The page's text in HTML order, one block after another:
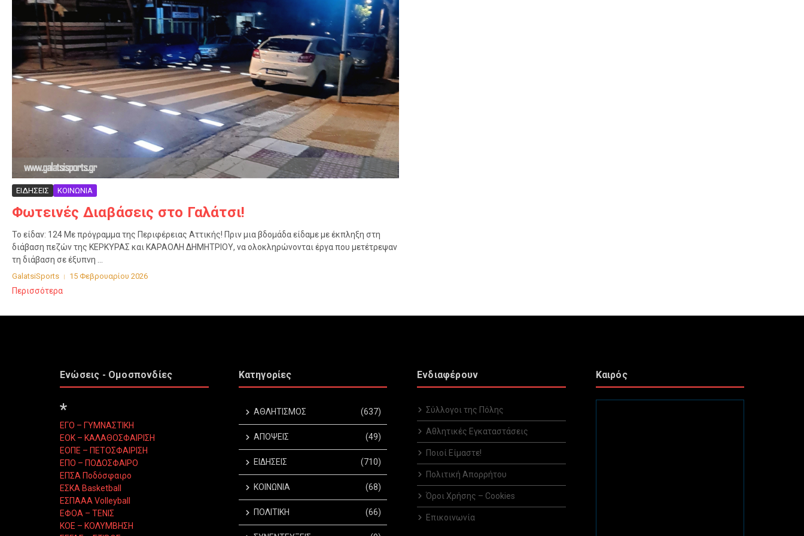
ΕΙΔΗΣΕΙΣ ΚΟΙΝΩΝΙΑ
Φωτεινές Διαβάσεις στο Γαλάτσι!
Το είδαν: 124 Με πρόγραμμα της Περιφέρειας Αττικής! Πριν μια βδομάδα είδαμε με έκπληξη στη
διάβαση πεζών της ΚΕΡΚΥΡΑΣ και ΚΑΡΑΟΛΗ ΔΗΜΗΤΡΙΟΥ, να ολοκληρώνονται έργα που μετέτρεψαν
τη διάβαση σε έξυπνη ...
GalatsiSports 15 Φεβρουαρίου 2026
Περισσότερα
Ενώσεις - Ομοσπονδίες
*
ΕΓΟ – ΓΥΜΝΑΣΤΙΚΗ
ΕΟΚ – ΚΑΛΑΘΟΣΦΑΙΡΙΣΗ
ΕΟΠΕ – ΠΕΤΟΣΦΑΙΡΙΣΗ
ΕΠΟ – ΠΟΔΟΣΦΑΙΡΟ
ΕΠΣΑ Ποδόσφαιρο
ΕΣΚΑ Basketball
ΕΣΠΑΑΑ Volleyball
ΕΦΟΑ – ΤΕΝΙΣ
ΚΟΕ – ΚΟΛΥΜΒΗΣΗ
Κατηγορίες
ΑΘΛΗΤΙΣΜΟΣ (637)
ΑΠΟΨΕΙΣ (49)
ΕΙΔΗΣΕΙΣ (710)
ΚΟΙΝΩΝΙΑ (68)
ΠΟΛΙΤΙΚΗ (66)
Ενδιαφέρουν
Σύλλογοι της Πόλης
Αθλητικές Εγκαταστάσεις
Ποιοί Είμαστε!
Πολιτική Απορρήτου
Όροι Χρήσης – Cookies
Επικοινωνία
Καιρός